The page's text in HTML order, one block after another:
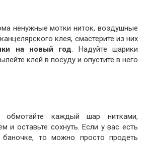
ненужные мотки ниток, воздушные
клея, смастерите из них
на новый год. Надуйте шарики
клей в посуду и опустите в него
обмотайте каждый шар нитками,
и оставьте сохнуть. Если у вас есть
баночке, то можно просто продеть